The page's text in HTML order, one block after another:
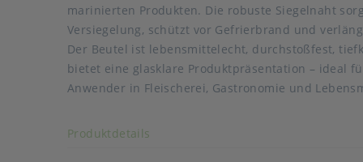
marinierten Produkten. Die robuste Siegelnaht
Versiegelung, schützt vor Gefrierbrand und
Der Beutel ist lebensmittelecht, durchstoßfest,
bietet eine glasklare Produktpräsentation – ideal
Anwender in Fleischerei, Gastronomie und
Produktdetails